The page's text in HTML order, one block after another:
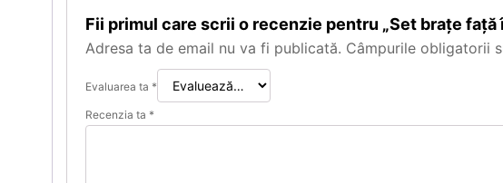
Fii primul care scrii o recenzie pentru „Set brațe
Adresa ta de email nu va fi publicată. Câmpurile obligatorii
Evaluarea ta *
Recenzia ta *